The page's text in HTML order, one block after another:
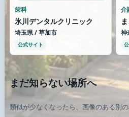
歯科
氷川デンタルクリニック
埼玉県 / 草加市
公式サイト
介
神
まだ知らない場所へ
類似が少なくなったら、画像のある別の